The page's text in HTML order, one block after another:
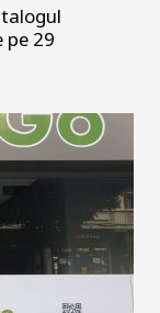
pe 29